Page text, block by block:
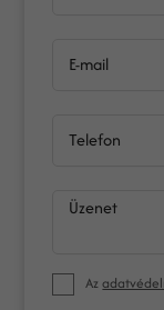
E-mail
Telefon
Üzenet
Az